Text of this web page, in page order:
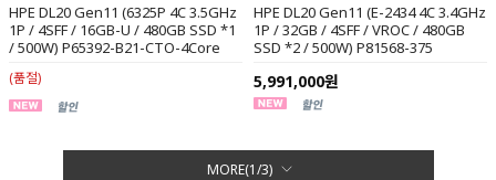
HPE DL20 Gen11 (6325P 4C 3.5GHz
1P / 4SFF / 16GB-U / 480GB SSD *1
/ 500W) P65392-B21-CTO-4Core
(품절)
HPE DL20 Gen11 (E-2434 4C 3.4GHz
1P / 32GB / 4SFF / VROC / 480GB
SSD *2 / 500W) P81568-375
5,991,000원
MORE(1/3)